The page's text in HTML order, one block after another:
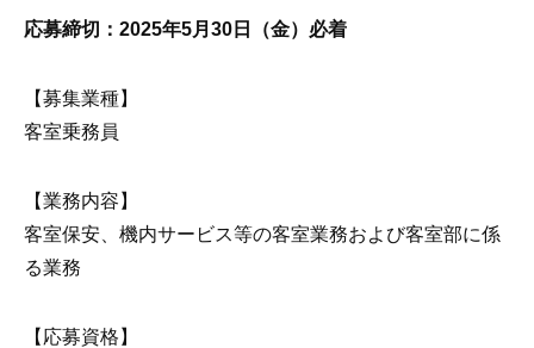
応募締切：2025年5月30日（金）必着
【募集業種】
客室乗務員
【業務内容】
客室保安、機内サービス等の客室業務および客室部に係
る業務
【応募資格】